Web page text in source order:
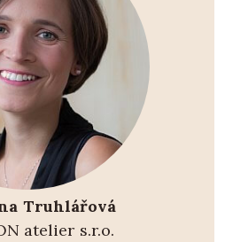
Truhlářová
atelier s.r.o.